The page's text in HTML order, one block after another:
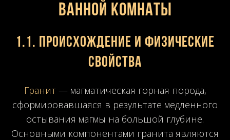
ванной комнаты
1.1. Происхождение и физические
свойства
Гранит— магматическая горная порода,
сформировавшаяся в результате медленного
остывания магмы на большой глубине.
Основными компонентами гранита являются